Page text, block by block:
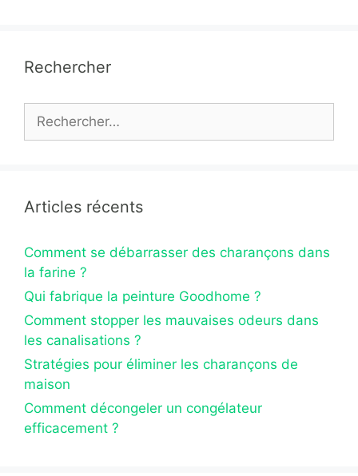
Rechercher
Rechercher :
Articles récents
Comment se débarrasser des charançons dans
la farine ?
Qui fabrique la peinture Goodhome ?
Comment stopper les mauvaises odeurs dans
les canalisations ?
Stratégies pour éliminer les charançons de
maison
Comment décongeler un congélateur
efficacement ?